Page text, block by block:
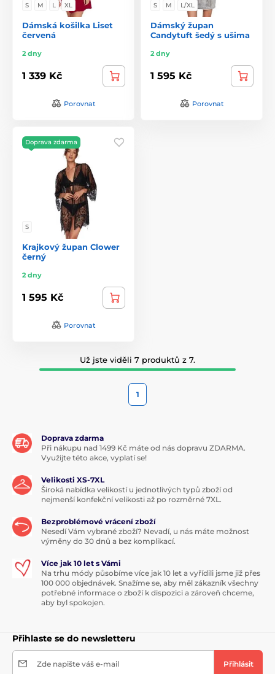
S M L XL
Dámská košilka Liset
červená
2 dny
1 339 Kč
Porovnat
S M L/XL
Dámský župan
Candytuft šedý s ušima
2 dny
1 595 Kč
Porovnat
Doprava zdarma
S
Krajkový župan Clower
černý
2 dny
1 595 Kč
Porovnat
Už jste viděli 7 produktů z 7.
1
Doprava zdarma
Při nákupu nad 1499 Kč máte od nás dopravu ZDARMA.
Využijte této akce, vyplatí se!
Velikosti XS-7XL
Široká nabídka velikostí u jednotlivých typů zboží od
nejmenší konfekční velikosti až po rozměrné 7XL.
Bezproblémové vrácení zboží
Nesedí Vám vybrané zboží? Nevadí, u nás máte možnost
výměny do 30 dnů a bez komplikací.
Více jak 10 let s Vámi
Na trhu módy působíme více jak 10 let a vyřídili jsme již přes
100 000 objednávek. Snažíme se, aby měl zákazník všechny
potřebné informace o zboží k dispozici a zároveň chceme,
aby byl spokojen.
Přihlaste se do newsletteru
Zde napište váš e-mail Přihlásit